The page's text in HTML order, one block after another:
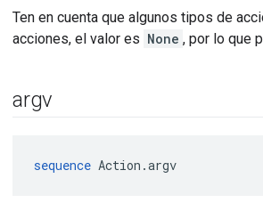
Ten en cuenta que algunos tipos de
acciones, el valor es None , por lo que
argv
sequence Action.argv